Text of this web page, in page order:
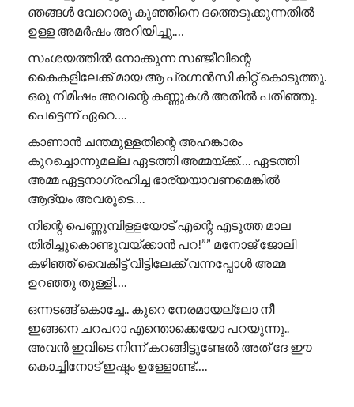
ഞങ്ങൾ വേറൊരു കുഞ്ഞിനെ ദത്തെടുക്കുന്നതിൽ
ഉള്ള അമർഷം അറിയിച്ചു.…
സംശയത്തിൽ നോക്കുന്ന സഞ്ജീവിന്റെ
കൈകളിലേക്ക് മായ ആ പ്രഗ്നൻസി കിറ്റ് കൊടുത്തു.
ഒരു നിമിഷം അവന്റെ കണ്ണുകൾ അതിൽ പതിഞ്ഞു.
പെട്ടെന്ന് ഏറെ….
കാണാൻ ചന്തമുള്ളതിന്റെ അഹങ്കാരം
കുറച്ചൊന്നുമല്ല ഏടത്തി അമ്മയ്ക്ക്…. ഏടത്തി
അമ്മ ഏട്ടനാഗ്രഹിച്ച ഭാര്യയാവണമെങ്കിൽ
ആദ്യം അവരുടെ….
നിന്റെ പെണ്ണുമ്പിള്ളയോട് എന്റെ എടുത്ത മാല
തിരിച്ചുകൊണ്ടുവയ്ക്കാൻ പറ!”” ​മനോജ് ജോലി
കഴിഞ്ഞ് വൈകിട്ട് വീട്ടിലേക്ക് വന്നപ്പോൾ അമ്മ
ഉറഞ്ഞു തുള്ളി….
ഒന്നടങ്ങ് കൊച്ചേ.. കുറെ നേരമായല്ലോ നീ
ഇങ്ങനെ ചറപറാ എന്തൊക്കെയോ പറയുന്നു..
അവൻ ഇവിടെ നിന്ന് കറങ്ങീട്ടുണ്ടേൽ അത് ദേ ഈ
കൊച്ചിനോട് ഇഷ്ടം ഉള്ളോണ്ട്….